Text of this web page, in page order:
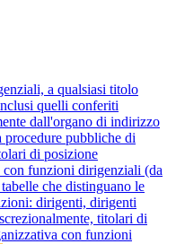
a qualsiasi titolo
quelli conferiti
dall'organo di indirizzo
procedure pubbliche di
di posizione
con funzioni dirigenziali (da
che distinguano le
dirigenti, dirigenti
titolari di
con funzioni